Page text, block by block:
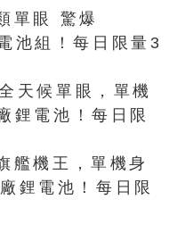
單眼 驚爆
池組！每日限量3
天候單眼，單機
鋰電池！每日限
機王，單機身
鋰電池！每日限